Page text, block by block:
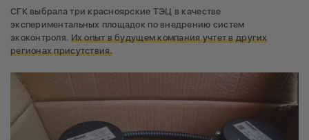
СГК выбрала три красноярские ТЭЦ в качестве
экспериментальных площадок по внедрению систем
экоконтроля. Их опыт в будущем компания учтет в других
регионах присутствия.